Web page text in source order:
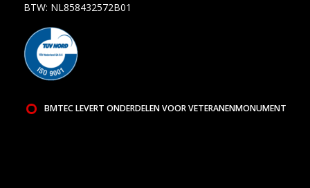
BTW: NL858432572B01
BMTEC LEVERT ONDERDELEN VOOR VETERANENMONUMENT